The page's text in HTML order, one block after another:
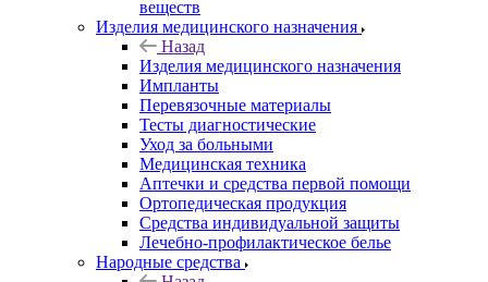
веществ
Изделия медицинского назначения
Назад
Изделия медицинского назначения
Импланты
Перевязочные материалы
Тесты диагностические
Уход за больными
Медицинская техника
Аптечки и средства первой помощи
Ортопедическая продукция
Средства индивидуальной защиты
Лечебно-профилактическое белье
Народные средства